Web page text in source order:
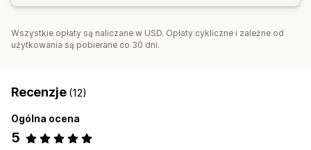
Wszystkie opłaty są naliczane w USD. Opłaty cykliczne i zależne od
użytkowania są pobierane co 30 dni.
Recenzje (12)
Ogólna ocena
5